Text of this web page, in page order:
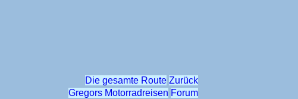
Die gesamte Route Zurück
Gregors Motorradreisen Forum